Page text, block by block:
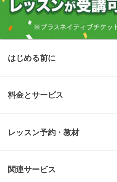
はじめる前に
料金とサービス
レッスン予約・教材
関連サービス